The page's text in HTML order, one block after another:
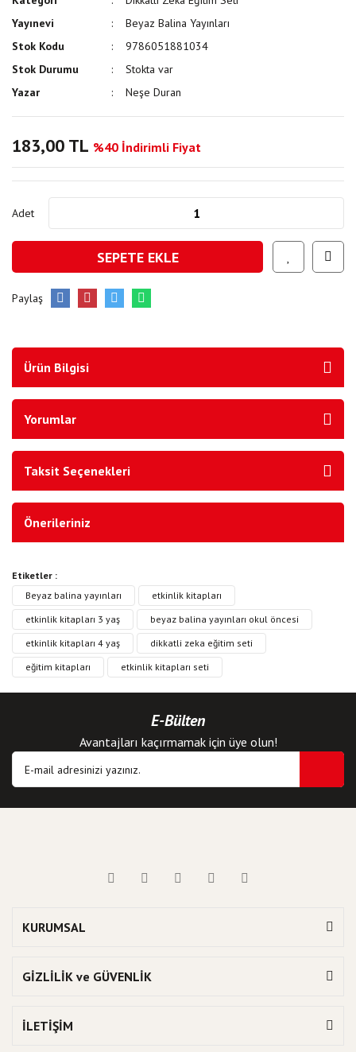
Yayınevi
Beyaz Balina Yayınları
Stok Kodu
9786051881034
Stok Durumu
Stokta var
Yazar
Neşe Duran
183,00 TL %40 İndirimli Fiyat
Adet
SEPETE EKLE
Paylaş
Ürün Bilgisi
Yorumlar
Taksit Seçenekleri
Önerileriniz
Etiketler :
Beyaz balina yayınları
etkinlik kitapları
etkinlik kitapları 3 yaş
beyaz balina yayınları okul öncesi
etkinlik kitapları 4 yaş
dikkatli zeka eğitim seti
eğitim kitapları
etkinlik kitapları seti
E-Bülten
Avantajları kaçırmamak için üye olun!
KURUMSAL
GİZLİLİK ve GÜVENLİK
İLETİŞİM